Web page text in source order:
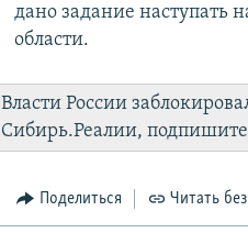
дано задание наступать
области.
Власти России
Сибирь.Реалии,
Поделиться Читать